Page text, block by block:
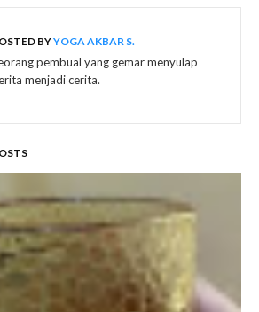
BYYOGA AKBAR S.
pembual yang gemar menyulap
menjadi cerita.